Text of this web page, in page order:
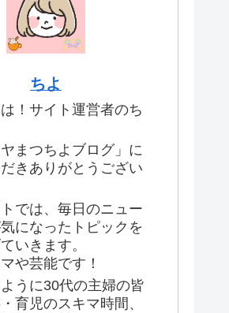
ちよ
！サイト運営者のち
ヤまつちよブログ」に
きありがとうござい
では、毎日のニュー
になったトピックを
いきます。
や芸能です！
うに30代の主婦の皆
育児のスキマ時間、